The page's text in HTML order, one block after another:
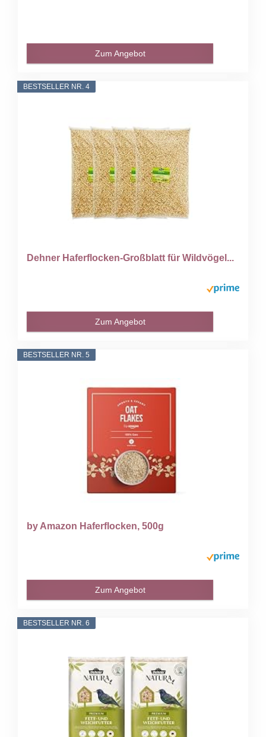
Zum Angebot
BESTSELLER NR. 4
Dehner Haferflocken-Großblatt für Wildvögel...
Zum Angebot
BESTSELLER NR. 5
by Amazon Haferflocken, 500g
Zum Angebot
BESTSELLER NR. 6